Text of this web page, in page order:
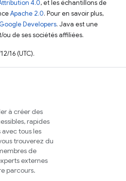
4.0, et les échantillons de
Apache 2.0. Pour en savoir plus,
Developers. Java est une
de ses sociétés affiliées.
16 (UTC).
à créer des
rapides
tous les
trouverez du
de
externes
parcours.